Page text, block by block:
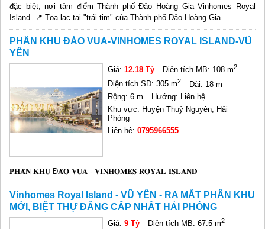
đặc biệt, nơi tâm điểm Thành phố Đảo Hoàng Gia Vinhomes Royal
Island. 📍 Tọa lạc tại "trái tim" của Thành phố Đảo Hoàng Gia
PHÂN KHU ĐẢO VUA-VINHOMES ROYAL ISLAND-VŨ
YÊN
Giá:12.18 Tỷ Diện tích MB: 108 m2
Diện tích SD: 305 m2
Dài: 18 m
Rộng: 6 m
Hướng: Liên hệ
Khu vực: Huyện Thuỷ Nguyên, Hải
Phòng
Liên hệ:0795966555
𝐏𝐇𝐀̂𝐍 𝐊𝐇𝐔 Đ𝐀̉𝐎 𝐕𝐔𝐀 - 𝐕𝐈𝐍𝐇𝐎𝐌𝐄𝐒 𝐑𝐎𝐘𝐀𝐋 𝐈𝐒𝐋𝐀𝐍𝐃
Vinhomes Royal Island - VŨ YÊN - RA MẮT PHÂN KHU
MỚI, BIỆT THỰ ĐẲNG CẤP NHẤT HẢI PHÒNG
Giá:9 Tỷ Diện tích MB: 67.5 m2